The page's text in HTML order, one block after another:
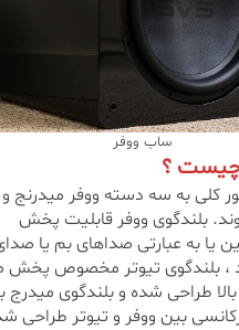
ساب ووفر
؟
کلی به سه دسته ووفر میدرنج و
بلندگوی ووفر قابلیت پخش
یا به عبارتی صداهای بم یا
، بلندگوی تیوتر مخصوص پخش
طراحی شده و بلندگوی میدرج
بین ووفر و تیوتر طراحی